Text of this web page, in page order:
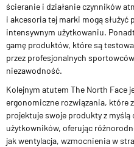
ścieranie i działanie czynników
i akcesoria tej marki mogą służyć
intensywnym użytkowaniu.
gamę produktów, które są
przez profesjonalnych
niezawodność.
Kolejnym atutem The North Face
ergonomiczne rozwiązania, które
projektuje swoje produkty z
użytkowników, oferując
jak wentylacja, wzmocnienia w